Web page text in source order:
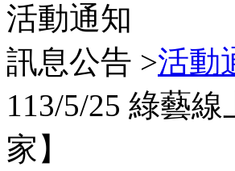
活動通知
訊息公告 >活動
113/5/25 綠藝
家】